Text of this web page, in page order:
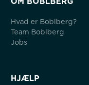
Hvad er Boblberg?
Team Boblberg
Jobs
HJÆLP